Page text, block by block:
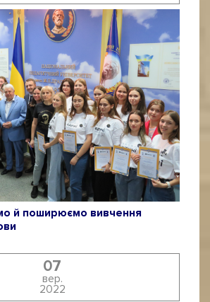
й поширюємо вивчення
07
вер.
2022